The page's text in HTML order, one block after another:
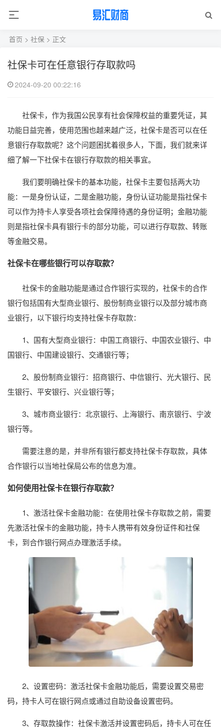
首页 > 社保 > 正文
社保卡可在任意银行存取款吗
2024-09-20 00:22:16
社保卡，作为我国公民享有社会保障权益的重要凭证，其
功能日益完善，使用范围也越来越广泛，社保卡是否可以在任
意银行存取款呢？这个问题困扰着很多人，下面，我们就来详
细了解一下社保卡在银行存取款的相关事宜。
我们要明确社保卡的基本功能，社保卡主要包括两大功
能：一是身份认证，二是金融功能，身份认证功能是指社保卡
可以作为持卡人享受各项社会保障待遇的身份证明；金融功能
则是指社保卡具有银行卡的部分功能，可以进行存取款、转账
等金融交易。
社保卡在哪些银行可以存取款？
社保卡的金融功能是通过合作银行实现的，社保卡的合作
银行包括国有大型商业银行、股份制商业银行以及部分城市商
业银行，以下银行均支持社保卡存取款：
1、国有大型商业银行：中国工商银行、中国农业银行、中
国银行、中国建设银行、交通银行等；
2、股份制商业银行：招商银行、中信银行、光大银行、民
生银行、平安银行、兴业银行等；
3、城市商业银行：北京银行、上海银行、南京银行、宁波
银行等。
需要注意的是，并非所有银行都支持社保卡存取款，具体
合作银行以当地社保局公布的信息为准。
如何使用社保卡在银行存取款？
1、激活社保卡金融功能：在使用社保卡存取款之前，需要
先激活社保卡的金融功能，持卡人携带有效身份证件和社保
卡，到合作银行网点办理激活手续。
2、设置密码：激活社保卡金融功能后，需要设置交易密
码，持卡人可在银行网点或通过自助设备设置密码。
3、存取款操作：社保卡激活并设置密码后，持卡人可在任